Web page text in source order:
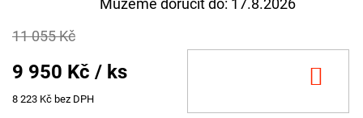
Můžeme doručit do: 17.8.2026
11 055 Kč
9 950 Kč / ks
8 223 Kč bez DPH